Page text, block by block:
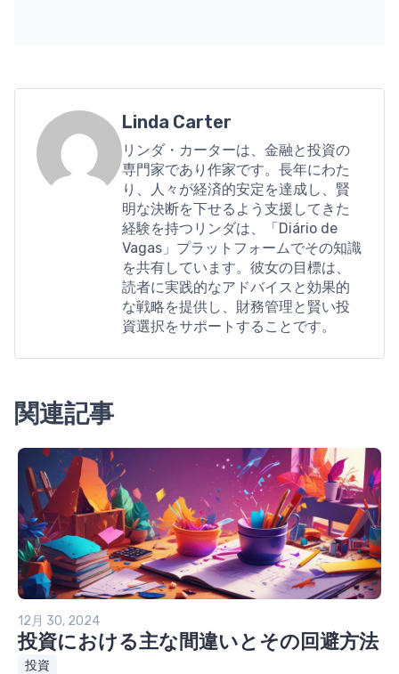
Linda Carter
リンダ・カーターは、金融と投資の
専門家であり作家です。長年にわた
り、人々が経済的安定を達成し、賢
明な決断を下せるよう支援してきた
経験を持つリンダは、「Diário de
Vagas」プラットフォームでその知識
を共有しています。彼女の目標は、
読者に実践的なアドバイスと効果的
な戦略を提供し、財務管理と賢い投
資選択をサポートすることです。
関連記事
12月 30, 2024
投資における主な間違いとその回避方法
投資